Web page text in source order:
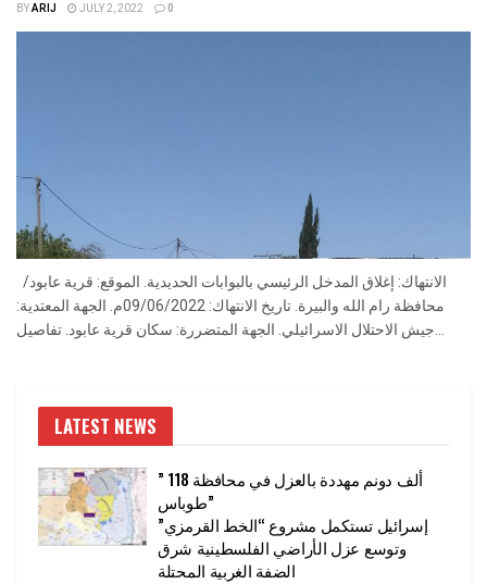
BYARIJ JULY 2, 2022 0
محافظة رام الله والبيرة. تاريخ الانتهاك: 09/06/2022م. الجهة المعتدية:
جيش الاحتلال الاسرائيلي. الجهة المتضررة: سكان قرية عابود. تفاصيل...
LATEST NEWS
” 118 ألف دونم مهددة بالعزل في محافظة
طوباس”
إسرائيل تستكمل مشروع “الخط القرمزي”
وتوسع عزل الأراضي الفلسطينية شرق
الضفة الغربية المحتلة